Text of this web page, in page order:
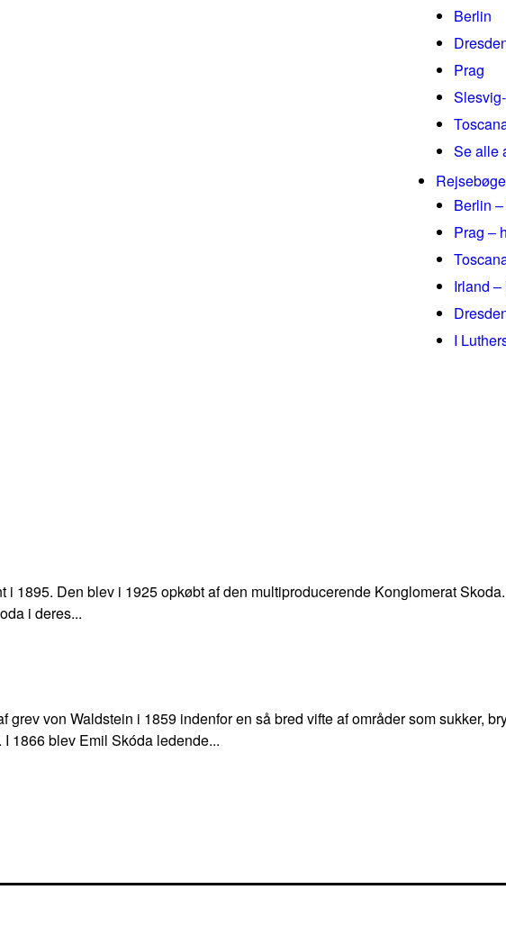
Berlin
Prag
Se alle
Berlin
Prag –
Irland
I
1895. Den blev i 1925 opkøbt af den multiproducerende Konglomerat
i deres...
von Waldstein i 1859 indenfor en så bred vifte af områder som sukker,
1866 blev Emil Skóda ledende...